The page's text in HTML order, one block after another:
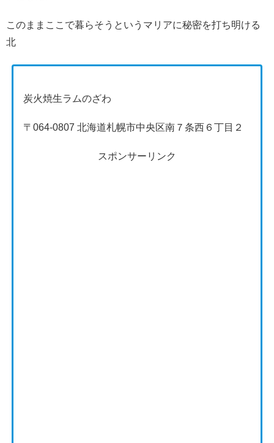
このままここで暮らそうというマリアに秘密を打ち明ける
北
炭火焼生ラムのざわ
〒064-0807 北海道札幌市中央区南７条西６丁目２
スポンサーリンク